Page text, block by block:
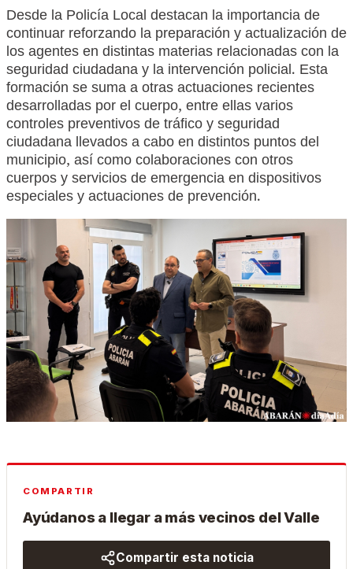
Desde la Policía Local destacan la importancia de
continuar reforzando la preparación y actualización de
los agentes en distintas materias relacionadas con la
seguridad ciudadana y la intervención policial. Esta
formación se suma a otras actuaciones recientes
desarrolladas por el cuerpo, entre ellas varios
controles preventivos de tráfico y seguridad
ciudadana llevados a cabo en distintos puntos del
municipio, así como colaboraciones con otros
cuerpos y servicios de emergencia en dispositivos
especiales y actuaciones de prevención.
COMPARTIR
Ayúdanos a llegar a más vecinos del Valle
Compartir esta noticia